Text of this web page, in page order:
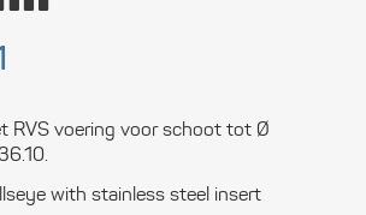
RVS voering voor schoot tot Ø
with stainless steel insert